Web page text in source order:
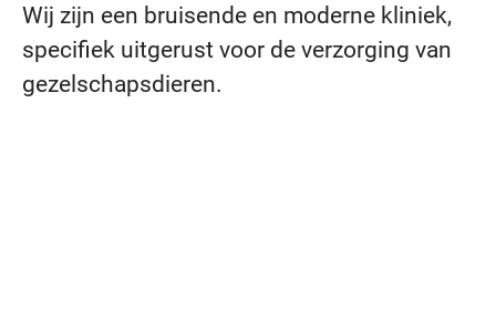
Wij zijn een bruisende en moderne kliniek,
specifiek uitgerust voor de verzorging van
gezelschapsdieren.